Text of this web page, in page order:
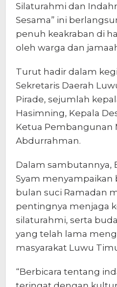
Silaturahmi dan
Sesama” ini
penuh keakraban di
oleh warga dan
Turut hadir dalam
Sekretaris Daerah
Pirade, sejumlah
Hasimning, Kepala
Ketua Pembangunan
Abdurrahman.
Dalam sambutannya,
Syam
bulan suci Ramadan
pentingnya menjaga
silaturahmi, serta
yang telah lama
masyarakat Luwu
“Berbicara tentang